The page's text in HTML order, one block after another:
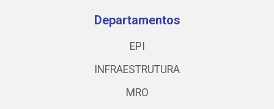
Departamentos
EPI
INFRAESTRUTURA
MRO